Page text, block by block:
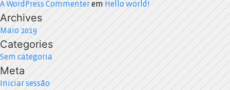
A WordPress Commenterem Hello world!
Archives
Maio 2019
Categories
Sem categoria
Meta
Iniciar sessão